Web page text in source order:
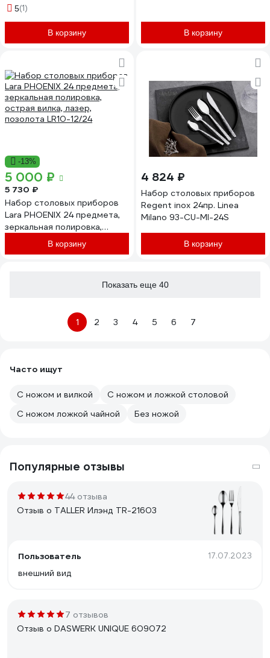
LJ0000205
5(1)
В корзину В корзину
-13%
5 000 ₽
5 730 ₽
Набор столовых приборов
Lara PHOENIX 24 предмета,
зеркальная полировка,
острая вилка, лазер,
позолота LR10-12/24
В корзину
4 824 ₽
Набор столовых приборов
Regent inox 24пр. Linea
Milano 93-CU-MI-24S
В корзину
Показать еще 40
1 2 3 4 5 6 7
Часто ищут
С ножом и вилкой
С ножом и ложкой столовой
С ножом ложкой чайной
Без ножой
Популярные отзывы
44 отзыва
Отзыв о TALLER Илэнд TR-21603
Пользователь 17.07.2023
внешний вид
7 отзывов
Отзыв о DASWERK UNIQUE 609072